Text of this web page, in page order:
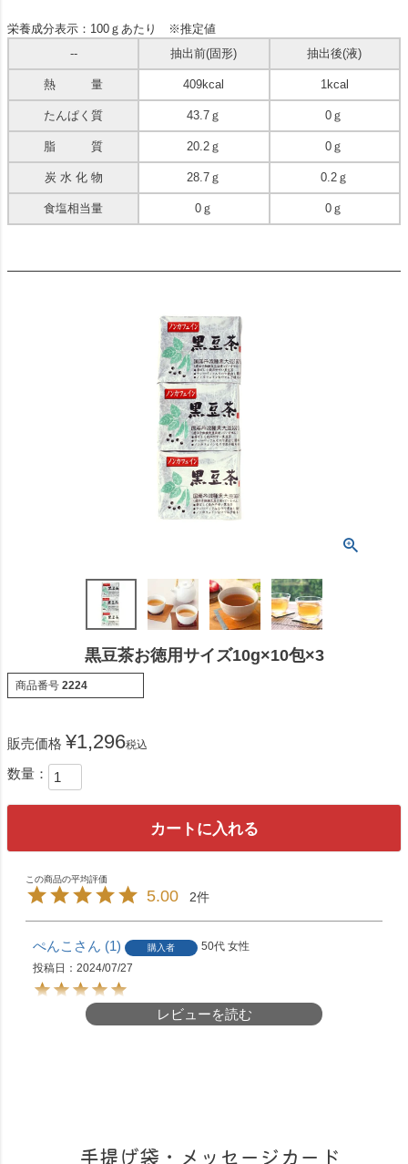
栄養成分表示：100ｇあたり ※推定値
--
熱 量
たんぱく質
脂 質
炭 水 化 物
食塩相当量
抽出前(固形)
409kcal
43.7ｇ
20.2ｇ
28.7ｇ
0ｇ
抽出後(液)
1kcal
0ｇ
0ｇ
0.2ｇ
0ｇ
黒豆茶お徳用サイズ10g×10包×3
商品番号 2224
販売価格 ¥1,296税込
カートに入れる
5.00 2
ぺんこ 1 購入者 50代 女性
投稿日
2024/07/27
レビューを読む
手提げ袋・メッセージカード